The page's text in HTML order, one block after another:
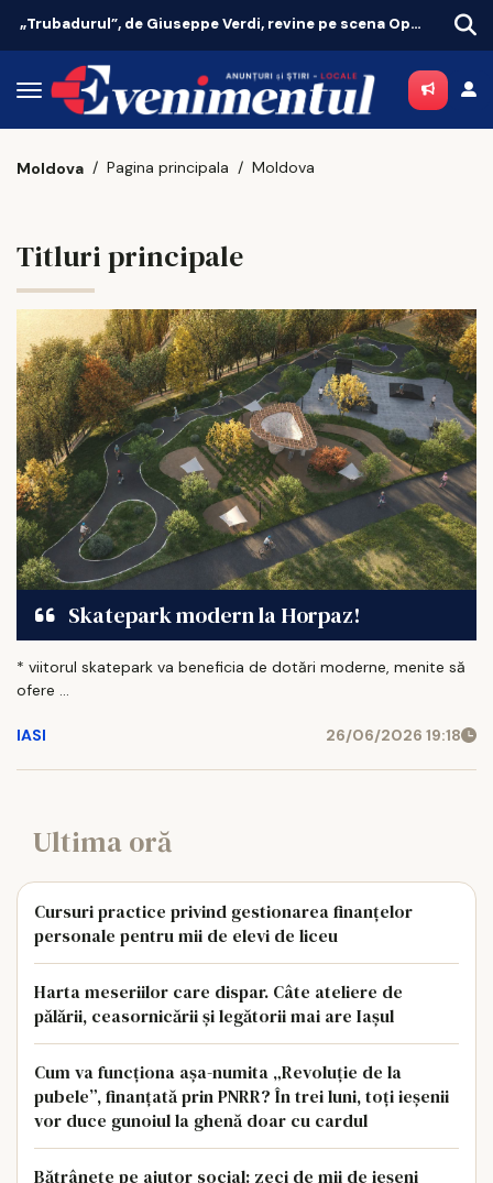
„Trubadurul”, de Giuseppe Verdi, revine pe scena Operei Iași
Moldova Pagina principala Moldova
Titluri principale
Skatepark modern la Horpaz!
* viitorul skatepark va beneficia de dotări moderne, menite să
ofere ...
IASI 26/06/2026 19:18
Ultima oră
Cursuri practice privind gestionarea finanțelor
personale pentru mii de elevi de liceu
Harta meseriilor care dispar. Câte ateliere de
pălării, ceasornicării și legătorii mai are Iașul
Cum va funcționa așa-numita „Revoluție de la
pubele”, finanțată prin PNRR? În trei luni, toți ieșenii
vor duce gunoiul la ghenă doar cu cardul
Bătrânețe pe ajutor social: zeci de mii de ieșeni